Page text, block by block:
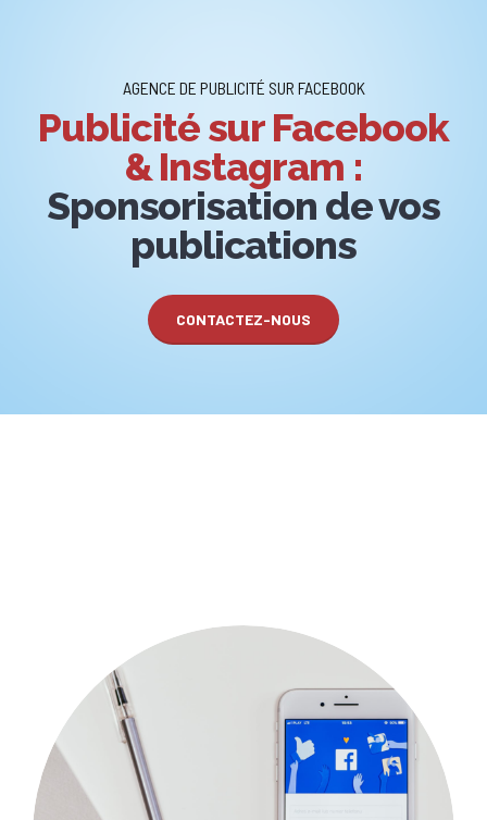
AGENCE DE PUBLICITÉ SUR FACEBOOK
Publicité sur Facebook
& Instagram :
Sponsorisation de vos
publications
CONTACTEZ-NOUS